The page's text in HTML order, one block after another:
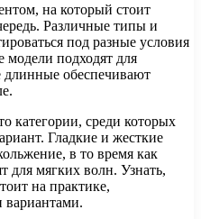
на который стоит
Различные типы и
под разные условия
модели подходят для
длинные обеспечивают
категории, среди которых
Гладкие и жесткие
в то время как
для мягких волн. Узнать,
на практике,
вариантами.